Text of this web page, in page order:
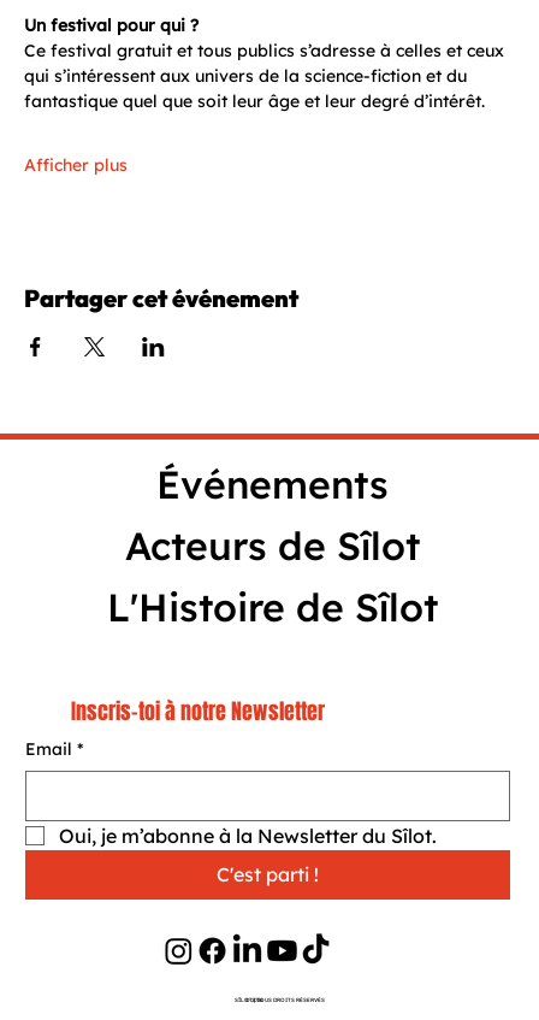
Un festival pour qui ?
Ce festival gratuit et tous publics s’adresse à celles et ceux
qui s’intéressent aux univers de la science-fiction et du
fantastique quel que soit leur âge et leur degré d’intérêt.
Afficher plus
Partager cet événement
© 2026
SÎLOT | TOUS DROITS RÉSERVÉS
Événements
Acteurs de Sîlot
L'Histoire de Sîlot
Email *
Oui, je m’abonne à la Newsletter du Sîlot.
C'est parti !
Inscris-toi à notre Newsletter